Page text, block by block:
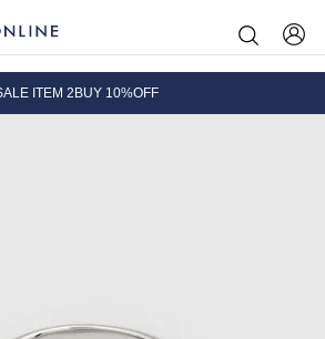
員プログラムが生まれ変わります！
ITEM 2BUY 10%OFF
国送料無料｜全品正規取扱